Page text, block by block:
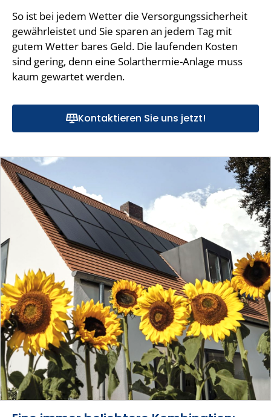
So ist bei jedem Wetter die Versorgungssicherheit
gewährleistet und Sie sparen an jedem Tag mit
gutem Wetter bares Geld. Die laufenden Kosten
sind gering, denn eine Solarthermie-Anlage muss
kaum gewartet werden.
Kontaktieren Sie uns jetzt!